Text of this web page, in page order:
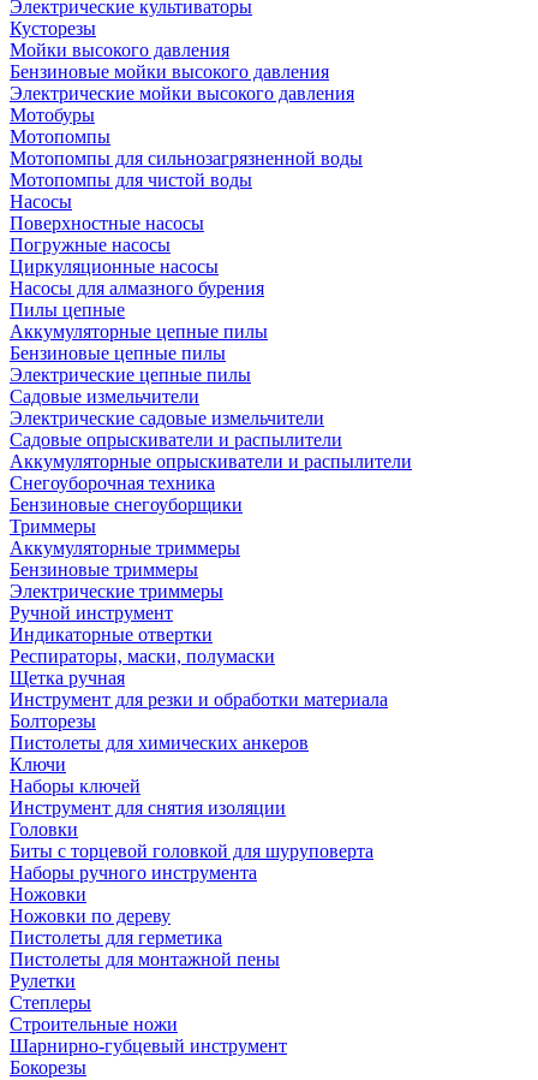
Электрические культиваторы
Кусторезы
Мойки высокого давления
Бензиновые мойки высокого давления
Электрические мойки высокого давления
Мотобуры
Мотопомпы
Мотопомпы для сильнозагрязненной воды
Мотопомпы для чистой воды
Насосы
Поверхностные насосы
Погружные насосы
Циркуляционные насосы
Насосы для алмазного бурения
Пилы цепные
Аккумуляторные цепные пилы
Бензиновые цепные пилы
Электрические цепные пилы
Садовые измельчители
Электрические садовые измельчители
Садовые опрыскиватели и распылители
Аккумуляторные опрыскиватели и распылители
Снегоуборочная техника
Бензиновые снегоуборщики
Триммеры
Аккумуляторные триммеры
Бензиновые триммеры
Электрические триммеры
Ручной инструмент
Индикаторные отвертки
Респираторы, маски, полумаски
Щетка ручная
Инструмент для резки и обработки материала
Болторезы
Пистолеты для химических анкеров
Ключи
Наборы ключей
Инструмент для снятия изоляции
Головки
Биты с торцевой головкой для шуруповерта
Наборы ручного инструмента
Ножовки
Ножовки по дереву
Пистолеты для герметика
Пистолеты для монтажной пены
Рулетки
Степлеры
Строительные ножи
Шарнирно-губцевый инструмент
Бокорезы